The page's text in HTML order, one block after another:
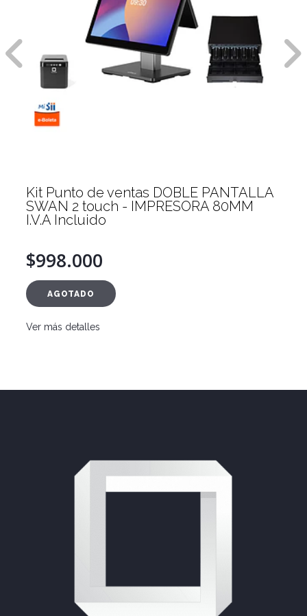
Kit Punto de ventas DOBLE PANTALLA
SWAN 2 touch - IMPRESORA 80MM
I.V.A Incluido
$998.000
AGOTADO
Ver más detalles